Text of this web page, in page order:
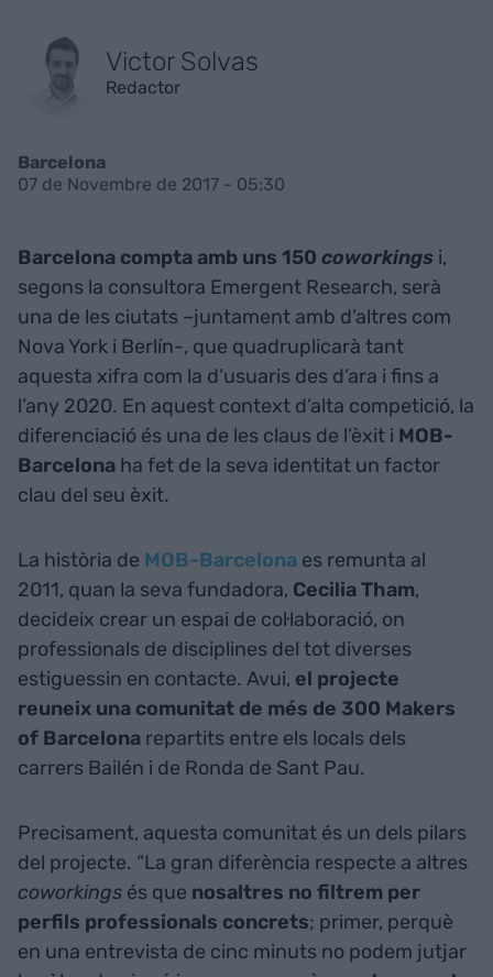
Victor Solvas
Redactor
Barcelona
07 de Novembre de 2017 - 05:30
Barcelona compta amb uns 150 coworkings i,
segons la consultora Emergent Research, serà
una de les ciutats –juntament amb d’altres com
Nova York i Berlín-, que quadruplicarà tant
aquesta xifra com la d’usuaris des d’ara i fins a
l’any 2020. En aquest context d’alta competició, la
diferenciació és una de les claus de l’èxit i MOB-
Barcelona ha fet de la seva identitat un factor
clau del seu èxit.
La història de MOB-Barcelona es remunta al
2011, quan la seva fundadora, Cecilia Tham,
decideix crear un espai de col·laboració, on
professionals de disciplines del tot diverses
estiguessin en contacte. Avui, el projecte
reuneix una comunitat de més de 300 Makers
of Barcelona repartits entre els locals dels
carrers Bailén i de Ronda de Sant Pau.
Precisament, aquesta comunitat és un dels pilars
del projecte. “La gran diferència respecte a altres
coworkings és que nosaltres no filtrem per
perfils professionals concrets; primer, perquè
en una entrevista de cinc minuts no podem jutjar